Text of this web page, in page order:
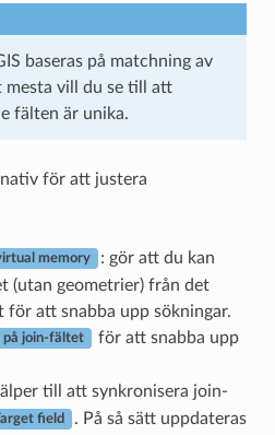
baseras på matchning av
vill du se till att
fälten är unika.
för att justera
memory
: gör att du kan
(utan geometrier) från det
för att snabba upp sökningar.
på join-fältet
för att snabba upp
till att synkronisera join-
field
. På så sätt uppdateras